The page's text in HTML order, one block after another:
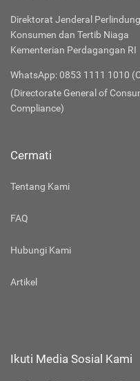
Direktorat Jenderal
Konsumen dan Tertib Niaga
Kementerian Perdagangan RI
WhatsApp: 0853 1111 1010
(Directorate General of
Compliance)
Cermati
Tentang Kami
FAQ
Hubungi Kami
Artikel
Ikuti Media Sosial Kami